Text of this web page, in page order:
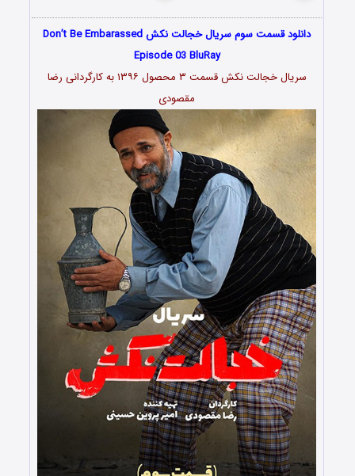
دانلود قسمت سوم سریال خجالت نکش Don’t Be Embarassed
Episode 03 BluRay
سریال خجالت نکش قسمت ۳ محصول ۱۳۹۶ به کارگردانی رضا
مقصودی